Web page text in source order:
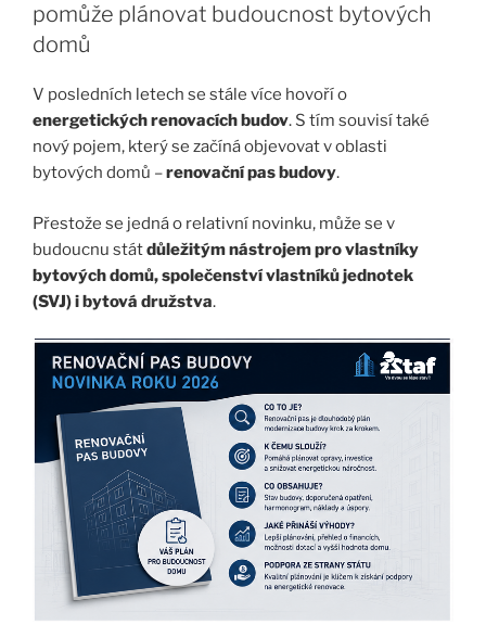
pomůže plánovat budoucnost bytových
domů
V posledních letech se stále více hovoří o
energetických renovacích budov. S tím souvisí také
nový pojem, který se začíná objevovat v oblasti
bytových domů –renovační pas budovy.
Přestože se jedná o relativní novinku, může se v
budoucnu státdůležitým nástrojem pro vlastníky
bytových domů, společenství vlastníků jednotek
(SVJ) i bytová družstva.